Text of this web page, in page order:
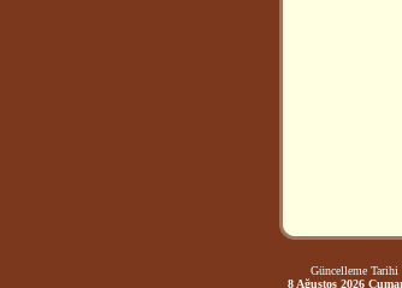
Güncelleme Tarihi
8 Ağustos 2026